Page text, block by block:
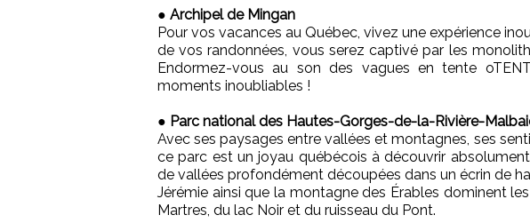
● Archipel de Mingan
Pour vos vacances au Québec, vivez une expérience
de vos randonnées, vous serez captivé par les
Endormez-vous au son des vagues en tente
moments inoubliables !
● Parc national des Hautes-Gorges-de-la-Rivière-
Avec ses paysages entre vallées et montagnes, ses
ce parc est un joyau québécois à découvrir
de vallées profondément découpées dans un écrin de
Jérémie ainsi que la montagne des Érables dominent
Martres, du lac Noir et du ruisseau du Pont.